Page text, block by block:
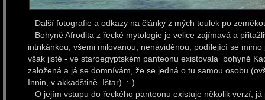
Další fotografie a odkazy na články z mých toulek po
Bohyně Afrodita z řecké mytologie je velice zajímavá a
intrikánkou, všemi milovanou, nenáviděnou, podílející se
však jisté - ve staroegyptském panteonu existovala bohyně
založená a já se domnívám, že se jedná o tu samou osobu
Innin, v akkadštině Ištar). :-)
O jejím vstupu do řeckého panteonu existuje několik verzí,